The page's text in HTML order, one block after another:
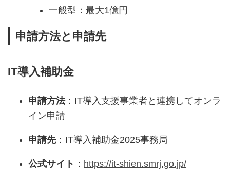
一般型：最大1億円
申請方法と申請先
IT導入補助金
申請方法：IT導入支援事業者と連携してオンラ
イン申請
申請先：IT導入補助金2025事務局
公式サイト ： https://it-shien.smrj.go.jp/